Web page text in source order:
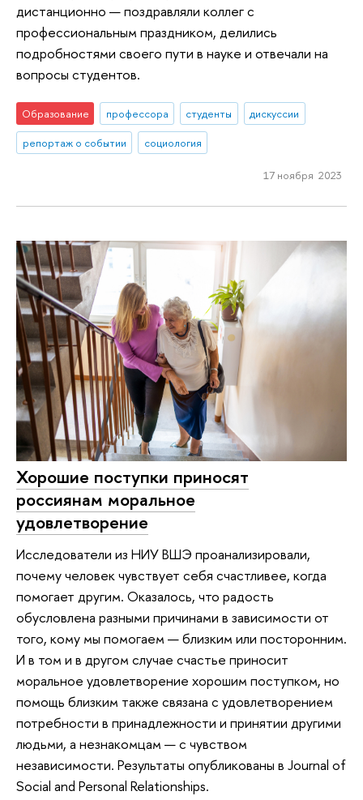
дистанционно — поздравляли коллег с
профессиональным праздником, делились
подробностями своего пути в науке и отвечали на
вопросы студентов.
Образование профессора студенты
дискуссии
репортаж о событии
социология
17 ноября 2023
Хорошие поступки приносят
россиянам моральное
удовлетворение
Исследователи из НИУ ВШЭ проанализировали,
почему человек чувствует себя счастливее, когда
помогает другим. Оказалось, что радость
обусловлена разными причинами в зависимости от
того, кому мы помогаем — близким или посторонним.
И в том и в другом случае счастье приносит
моральное удовлетворение хорошим поступком, но
помощь близким также связана с удовлетворением
потребности в принадлежности и принятии другими
людьми, а незнакомцам — с чувством
независимости. Результаты опубликованы в Journal of
Social and Personal Relationships.